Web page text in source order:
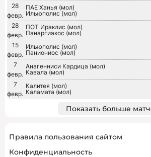
28
февр.
ПАЕ Ханья (мол)
Ильюполис (мол)
28
февр.
ПОТ Ираклис (мол)
Панаргиакос (мол)
15
февр.
Ильюполис (мол)
Паниониос (мол)
7
февр.
Анагенниси Кардица (мол)
Кавала (мол)
7
февр.
Калитея (мол)
Каламата (мол)
Показать больше
Правила пользования сайтом
Конфиденциальность